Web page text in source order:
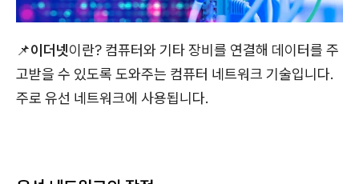
📌이더넷이란? 컴퓨터와 기타 장비를 연결해 데이터를 주
고받을 수 있도록 도와주는 컴퓨터 네트워크 기술입니다.
주로 유선 네트워크에 사용됩니다.